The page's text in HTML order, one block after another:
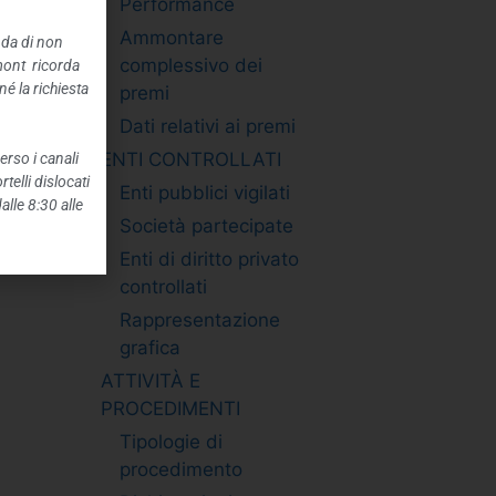
Ammontare
complessivo dei
premi
Dati relativi ai premi
ENTI CONTROLLATI
Enti pubblici vigilati
Società partecipate
Enti di diritto privato
controllati
Rappresentazione
grafica
ATTIVITÀ E
PROCEDIMENTI
Tipologie di
procedimento
di non
ricorda
la richiesta
i canali
dislocati
8:30 alle